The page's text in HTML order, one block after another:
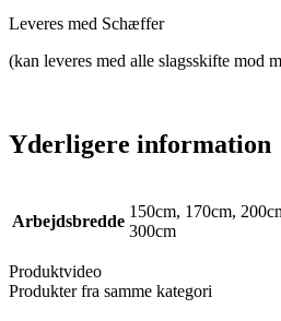
Leveres med Schæffer
(kan leveres med alle slagsskifte mod
Yderligere information
Arbejdsbredde
150cm, 170cm,
300cm
Produktvideo
Produkter fra samme kategori